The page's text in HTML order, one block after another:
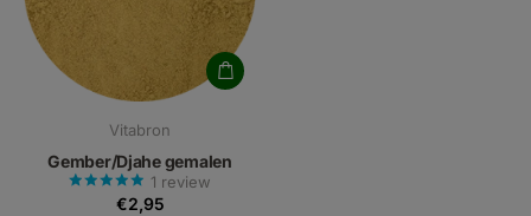
Vitabron
Gember/Djahe gemalen
1 review
€2,95